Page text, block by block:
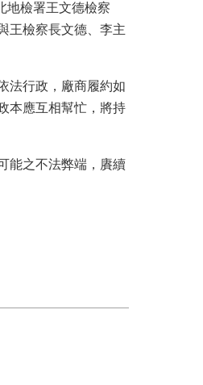
地檢署王文德檢察
王檢察長文德、李主
法行政，廠商履約如
本應互相幫忙，將持
能之不法弊端，賡續